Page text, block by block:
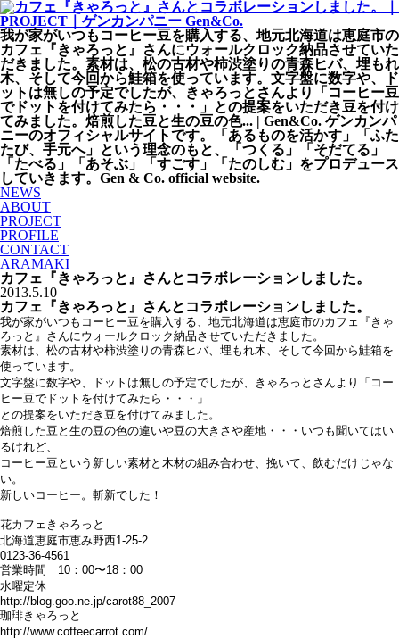
我が家がいつもコーヒー豆を購入する、地元北海道は恵庭市の
カフェ『きゃろっと』さんにウォールクロック納品させていた
だきました。素材は、松の古材や柿渋塗りの青森ヒバ、埋もれ
木、そして今回から鮭箱を使っています。文字盤に数字や、ド
ットは無しの予定でしたが、きゃろっとさんより「コーヒー豆
でドットを付けてみたら・・・」との提案をいただき豆を付け
てみました。焙煎した豆と生の豆の色... | Gen&Co. ゲンカンパ
ニーのオフィシャルサイトです。「あるものを活かす」「ふた
たび、手元へ」という理念のもと、「つくる」「そだてる」
「たべる」「あそぶ」「すごす」「たのしむ」をプロデュース
していきます。Gen & Co. official website.
NEWS
ABOUT
PROJECT
PROFILE
CONTACT
ARAMAKI
カフェ『きゃろっと』さんとコラボレーションしました。
2013.5.10
カフェ『きゃろっと』さんとコラボレーションしました。
我が家がいつもコーヒー豆を購入する、地元北海道は恵庭市のカフェ『きゃ
ろっと』さんにウォールクロック納品させていただきました。
素材は、松の古材や柿渋塗りの青森ヒバ、埋もれ木、そして今回から鮭箱を
使っています。
文字盤に数字や、ドットは無しの予定でしたが、きゃろっとさんより「コー
ヒー豆でドットを付けてみたら・・・」
との提案をいただき豆を付けてみました。
焙煎した豆と生の豆の色の違いや豆の大きさや産地・・・いつも聞いてはい
るけれど、
コーヒー豆という新しい素材と木材の組み合わせ、挽いて、飲むだけじゃな
い。
新しいコーヒー。斬新でした！
花カフェきゃろっと
北海道恵庭市恵み野西1-25-2
0123-36-4561
営業時間 10：00〜18：00
水曜定休
http://blog.goo.ne.jp/carot88_2007
珈琲きゃろっと
http://www.coffeecarrot.com/